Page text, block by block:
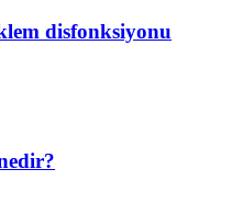
disfonksiyonu